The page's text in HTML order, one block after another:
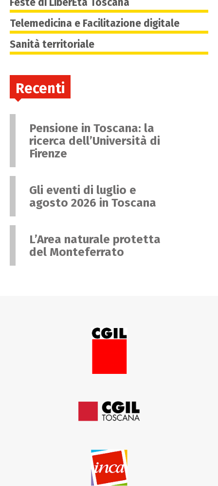
Telemedicina e Facilitazione digitale
Sanità territoriale
Recenti
Pensione in Toscana: la
ricerca dell’Università di
Firenze
Gli eventi di luglio e
agosto 2026 in Toscana
L’Area naturale protetta
del Monteferrato